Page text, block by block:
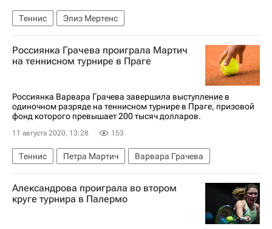
Теннис Элиз Мертенс
Россиянка Грачева проиграла Мартич
на теннисном турнире в Праге
Россиянка Варвара Грачева завершила выступление в
одиночном разряде на теннисном турнире в Праге, призовой
фонд которого превышает 200 тысяч долларов.
11 августа 2020, 13:28 153
Теннис Петра Мартич Варвара Грачева
Александрова проиграла во втором
круге турнира в Палермо